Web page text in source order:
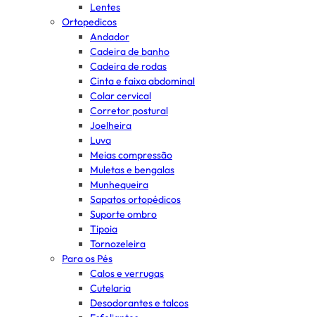
Lentes
Ortopedicos
Andador
Cadeira de banho
Cadeira de rodas
Cinta e faixa abdominal
Colar cervical
Corretor postural
Joelheira
Luva
Meias compressão
Muletas e bengalas
Munhequeira
Sapatos ortopédicos
Suporte ombro
Tipoia
Tornozeleira
Para os Pés
Calos e verrugas
Cutelaria
Desodorantes e talcos